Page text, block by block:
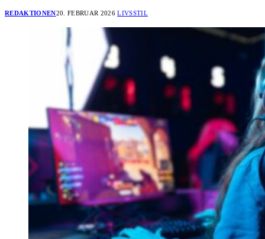
REDAKTIONEN20. FEBRUAR 2026 LIVSSTIL